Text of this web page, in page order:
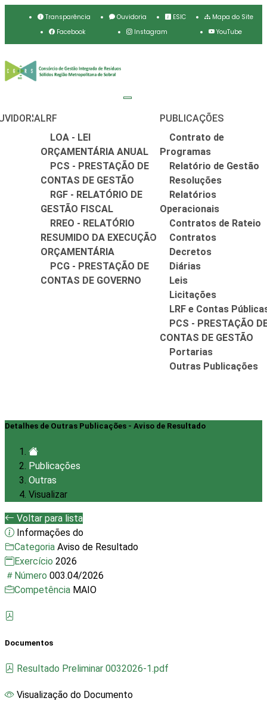
Transparência Ouvidoria ESIC
Mapa do Site
Facebook
Instagram YouTube
LRF
LOA - LEI
ORÇAMENTÁRIA ANUAL
PCS - PRESTAÇÃO DE
CONTAS DE GESTÃO
RGF - RELATÓRIO DE
GESTÃO FISCAL
RREO - RELATÓRIO
RESUMIDO DA EXECUÇÃO
ORÇAMENTÁRIA
PCG - PRESTAÇÃO DE
CONTAS DE GOVERNO
PUBLICAÇÕES
Contrato de
Programas
Relatório de Gestão
Resoluções
Relatórios
Operacionais
Contratos de Rateio
Contratos
Decretos
Diárias
Leis
Licitações
LRF e Contas
PCS - PRESTAÇÃO
CONTAS DE GESTÃO
Portarias
Outras Publicações
Detalhes de Outras Publicações - Aviso de Resultado
Publicações
Outras
Visualizar
Voltar para lista
Informações do
Categoria Aviso de Resultado
Exercício 2026
Número 003.04/2026
Competência MAIO
Documentos
Resultado Preliminar 0032026-1.pdf
Visualização do Documento